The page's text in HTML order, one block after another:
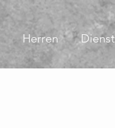
Herren